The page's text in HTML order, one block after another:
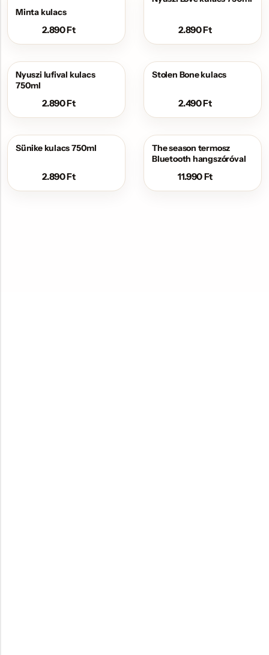
Minta kulacs
2.890Ft 2.890Ft
Nyuszi lufival kulacs
750ml
2.890Ft
Stolen Bone kulacs
2.490Ft
Sünike kulacs 750ml
2.890Ft
The season termosz
Bluetooth hangszóróval
11.990Ft